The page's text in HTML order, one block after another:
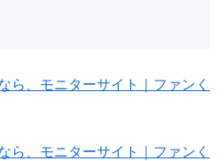
ら、モニターサイト｜ファンく
ら、モニターサイト｜ファンく